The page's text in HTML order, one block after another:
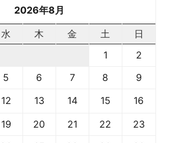
2026年8月
水 木 金 土
日
1
2
5 6 7 8
9
12 13 14 15
16
19 20 21 22
23